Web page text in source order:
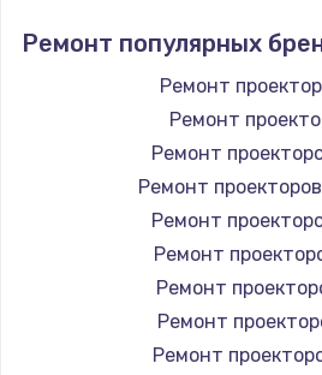
1190 руб.
Заказать
Замена
Заказать
Замена
Заказать
Ремонт популярных
Ремонт
Ремонт
Ремонт
Ремонт
Ремонт
Ремонт
Ремонт
Ремонт
Ремонт